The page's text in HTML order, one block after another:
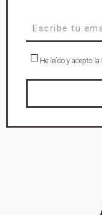
He leído y acepto la